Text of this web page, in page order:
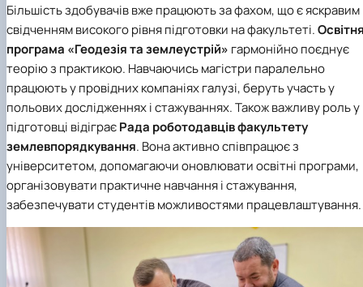
Більшість здобувачів вже працюють за фахом, що є яскравим
свідченням високого рівня підготовки на факультеті.
програма «Геодезія та землеустрій» гармонійно поєднує
теорію з практикою. Навчаючись магістри паралельно
працюють у провідних компаніях галузі, беруть участь у
польових дослідженнях і стажуваннях. Також важливу роль у
підготовці відіграєРада роботодавців факультету
землевпорядкування. Вона активно співпрацює з
університетом, допомагаючи оновлювати освітні програми,
організовувати практичне навчання і стажування,
забезпечувати студентів можливостями працевлаштування.